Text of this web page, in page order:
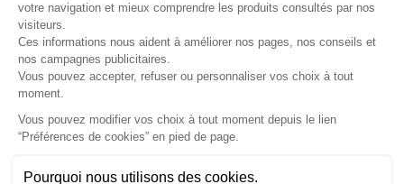
votre navigation et mieux comprendre les produits consultés par nos
visiteurs.
Ces informations nous aident à améliorer nos pages, nos conseils et
nos campagnes publicitaires.
Vous pouvez accepter, refuser ou personnaliser vos choix à tout
moment.
Vous pouvez modifier vos choix à tout moment depuis le lien
“Préférences de cookies” en pied de page.
Pourquoi nous utilisons des cookies.
Gérer mes cookies
LETTRE D'INFORMATIONS